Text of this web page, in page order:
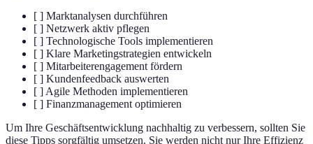
[ ] Marktanalysen durchführen
[ ] Netzwerk aktiv pflegen
[ ] Technologische Tools implementieren
[ ] Klare Marketingstrategien entwickeln
[ ] Mitarbeiterengagement fördern
[ ] Kundenfeedback auswerten
[ ] Agile Methoden implementieren
[ ] Finanzmanagement optimieren
Um Ihre Geschäftsentwicklung nachhaltig zu verbessern, sollten Sie
diese Tipps sorgfältig umsetzen. Sie werden nicht nur Ihre Effizienz